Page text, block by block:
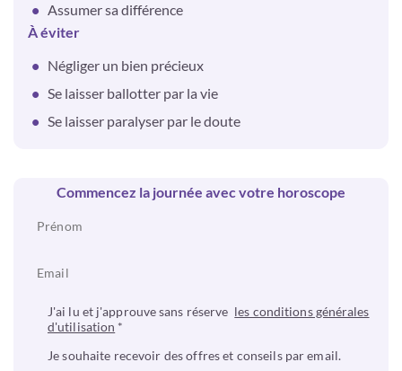
Assumer sa différence
À éviter
Négliger un bien précieux
Se laisser ballotter par la vie
Se laisser paralyser par le doute
Commencez la journée avec votre horoscope
J'ai lu et j'approuve sans réserve les conditions générales
d'utilisation *
Je souhaite recevoir des offres et conseils par email.